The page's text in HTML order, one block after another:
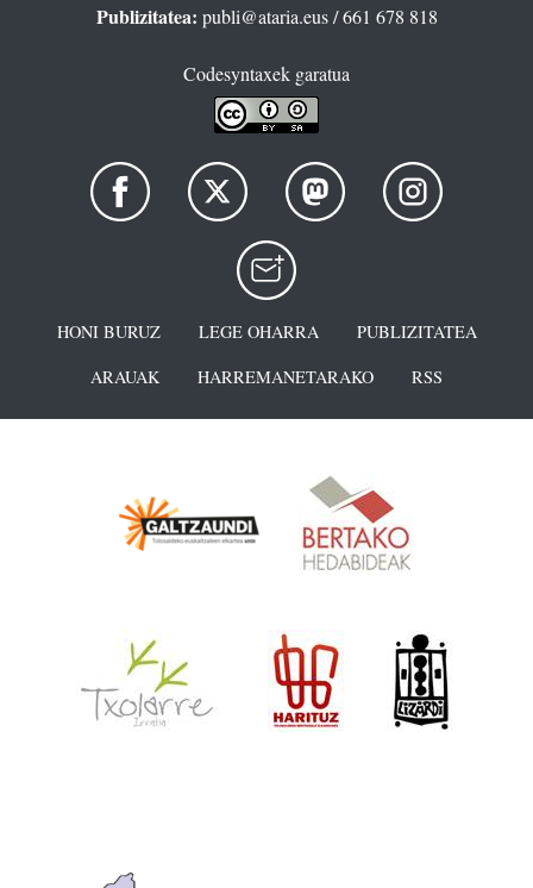
Publizitatea: publi@ataria.eus/ 661 678 818
Codesyntaxek garatua
HONI BURUZ LEGE OHARRA
PUBLIZITATEA
ARAUAK
HARREMANETARAKO RSS